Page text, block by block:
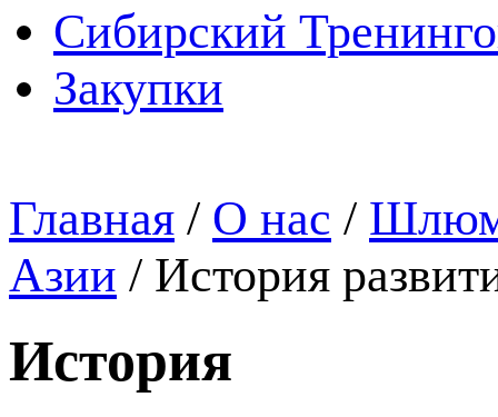
Сибирский
Закупки
Главная / О нас /
Азии / История
История